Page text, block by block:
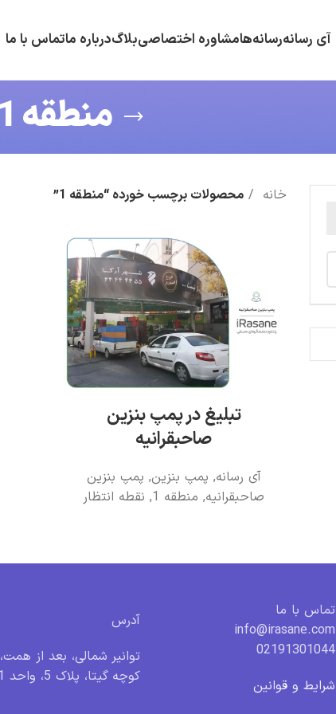
آی رسانهرسانه‌هامشاوره اختصاصیبلاگدرباره ماتماس با ما
منطقه 1
خانه محصولات برچسب خورده “منطقه 1”
تبلیغ در پمپ بنزین
صاحبقرانیه
آی رسانه, پمپ بنزين, پمپ بنزین
صاحبقرانیه, منطقه 1 , نقطه انتظار
تماس با ما
info@irasane.com
02191301044
شرایط و قوانین
آدرس
توانیر شمالی، بعد از همت،
کوچه گیتا، پلاک 5، واحد 1